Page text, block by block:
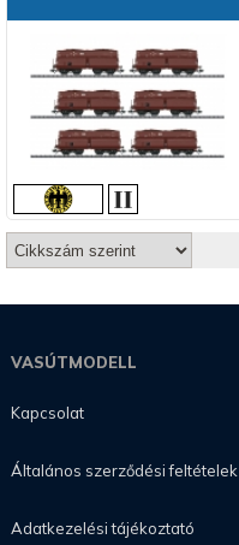
VASÚTMODELL
Kapcsolat
Általános szerződési feltételek
Adatkezelési tájékoztató